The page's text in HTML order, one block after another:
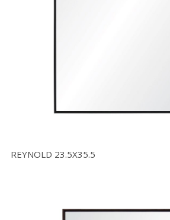
REYNOLD 23.5X35.5